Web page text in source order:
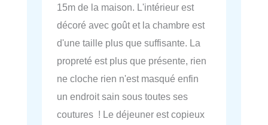
15m de la maison. L'intérieur est
décoré avec goût et la chambre est
d'une taille plus que suffisante. La
propreté est plus que présente, rien
ne cloche rien n'est masqué enfin
un endroit sain sous toutes ses
coutures ! Le déjeuner est copieux